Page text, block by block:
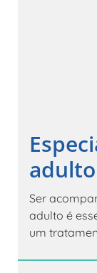
adulto
Ser
adulto é
um